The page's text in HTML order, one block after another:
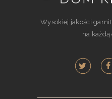
Wysokiej jakości
na